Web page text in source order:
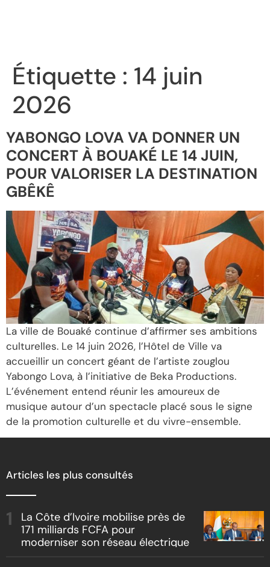
Étiquette : 14 juin
2026
YABONGO LOVA VA DONNER UN
CONCERT À BOUAKÉ LE 14 JUIN,
POUR VALORISER LA DESTINATION
GBÊKÊ
La ville de Bouaké continue d’affirmer ses ambitions
culturelles. Le 14 juin 2026, l’Hôtel de Ville va
accueillir un concert géant de l’artiste zouglou
Yabongo Lova, à l’initiative de Beka Productions.
L’événement entend réunir les amoureux de
musique autour d’un spectacle placé sous le signe
de la promotion culturelle et du vivre-ensemble.
Articles les plus consultés
La Côte d’Ivoire mobilise près de
171 milliards FCFA pour
moderniser son réseau électrique